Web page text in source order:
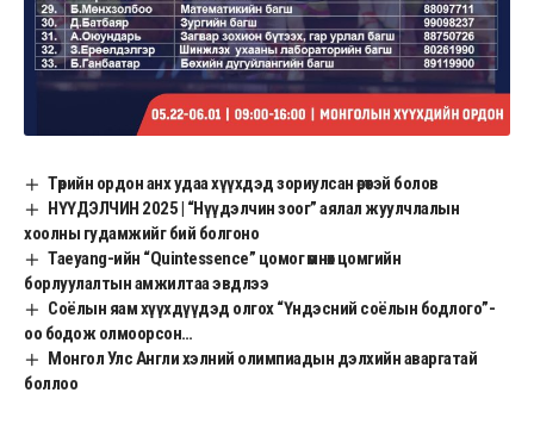
Төрийн ордон анх удаа хүүхдэд зориулсан өрөөтэй болов
НҮҮДЭЛЧИН 2025 | “Нүүдэлчин зоог” аялал жуулчлалын
хоолны гудамжийг бий болгоно
Taeyang-ийн “Quintessence” цомог өмнөх цомгийн
борлуулалтын амжилтаа эвдлээ
Соёлын яам хүүхдүүдэд олгох “Үндэсний соёлын бодлого”-
оо бодож олмоорсон…
Монгол Улс Англи хэлний олимпиадын дэлхийн аваргатай
боллоо